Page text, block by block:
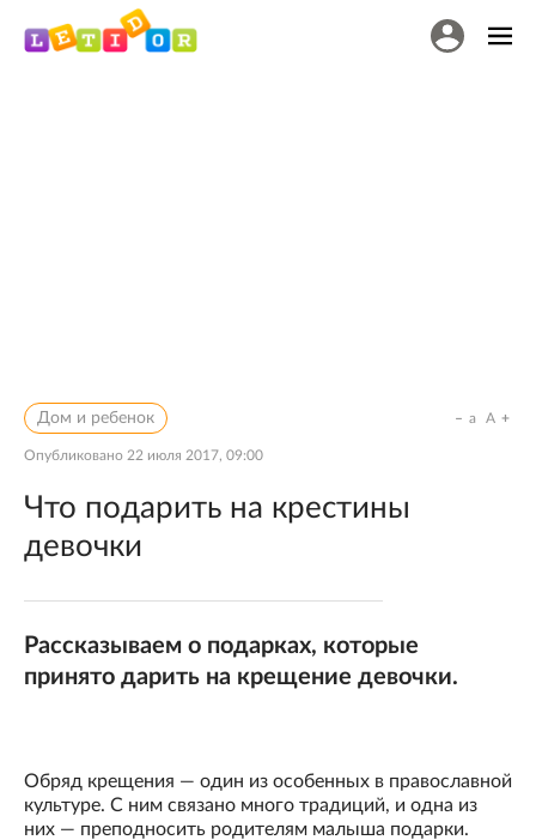
Дом и ребенок
Опубликовано 22 июля 2017, 09:00
a A
Что подарить на крестины
девочки
Рассказываем о подарках, которые
принято дарить на крещение девочки.
Обряд крещения — один из особенных в православной
культуре. С ним связано много традиций, и одна из
них — преподносить родителям малыша подарки.